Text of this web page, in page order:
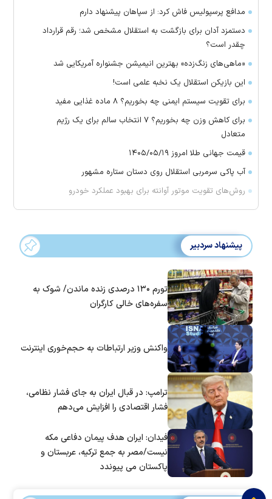
مدافع پرسپولیس فاش کرد: از سپاهان پیشنهاد دارم
دستمزد آدان برای بازگشت به استقلال مشخص شد؛ رقم قرارداد
چقدر است؟
«ماهی‌های زنگ‌زده» بهترین انیمیشن جشنواره آمریکایی شد
این بازیکن استقلال یک نخبه علمی است!
برای تقویت سیستم ایمنی چه بخوریم؟ ۸ ماده غذایی مفید
برای کاهش وزن چه بخوریم؟ ۷ انتخاب سالم برای یک رژیم
متعادل
قیمت جهانی طلا امروز ۱۴۰۵/۰۵/۱۹
آب پاکی سرمربی استقلال روی دستان ستاره مشهور
روش‌های تقویت موتور آوانته برای بهبود عملکرد خودرو
پیشنهاد سردبیر
تورم ۱۳۰ درصدی زنده ماندن/ شوک به
سفره‌های خالی کارگران
واکنش وزیر ارتباطات به حجم‌خوری اینترنت
ترامپ: در قبال ایران به جای فشار نظامی،
فشار اقتصادی را افزایش می‌دهم
فیدان: ایران هدف پیمان دفاعی مکه
نیست/مصر به جمع ترکیه، عربستان و
پاکستان می پیوندد